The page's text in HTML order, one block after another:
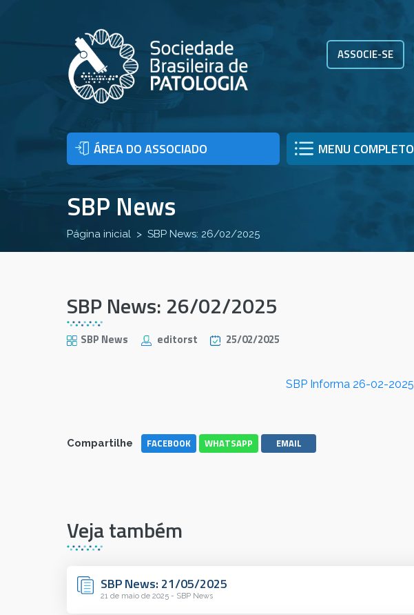
ASSOCIE-SE
ÁREA DO ASSOCIADO MENU COMPLETO
SBP News
Página inicial SBP News: 26/02/2025
SBP News: 26/02/2025
SBP News editorst 25/02/2025
SBP Informa 26-02-2025
Compartilhe FACEBOOK WHATSAPP EMAIL
Veja também
SBP News: 21/05/2025
21 de maio de 2025 - SBP News